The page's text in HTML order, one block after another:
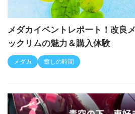
メダカイベントレポート！改良
ックリムの魅力＆購入体験
メダカ 癒しの時間